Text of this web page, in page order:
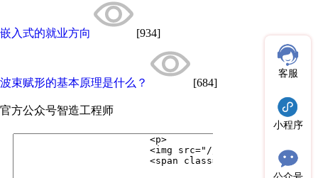
嵌入式的就业方向 [934]
波束赋形的基本原理是什么？ [684]
官方公众号智造工程师
客服
小程序